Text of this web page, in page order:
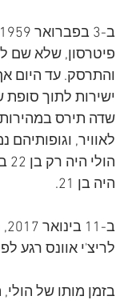
פיטרסון, שלא שם
והתרסק. עד היום
ישירות לתוך
היה בן 21.
לריצ'י אוונס רגע
בזמן מותו של